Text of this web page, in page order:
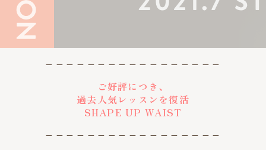
– – – – – – – – – – – – – – – – –
ご好評につき、
過去人気レッスンを復活
SHAPE UP WAIST
– – – – – – – – – – – – – – – – –